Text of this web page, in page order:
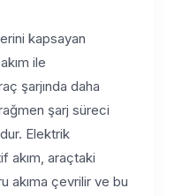
kapsayan
ile
şarjında daha
şarj süreci
Elektrik
akım, araçtaki
akıma çevrilir ve bu